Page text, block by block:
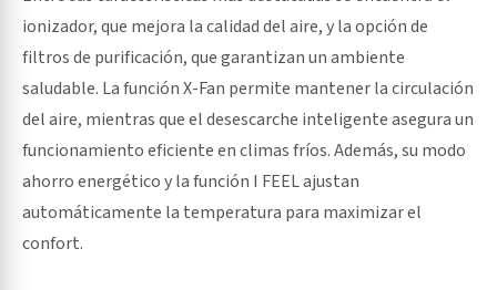
ionizador, que mejora la calidad del aire, y la opción de
filtros de purificación, que garantizan un ambiente
saludable. La función X-Fan permite mantener la circulación
del aire, mientras que el desescarche inteligente asegura un
funcionamiento eficiente en climas fríos. Además, su modo
ahorro energético y la función I FEEL ajustan
automáticamente la temperatura para maximizar el
confort.